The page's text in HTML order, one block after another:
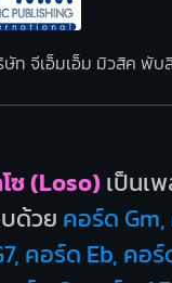
จีเอ็มเอ็ม มิวสิค พับ
ซ (Loso) เป็นเ
ด้วย คอร์ด
คอร์ด Eb, คอ